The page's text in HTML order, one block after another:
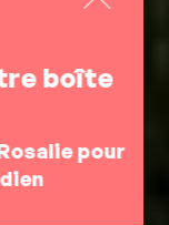
boîte
pour